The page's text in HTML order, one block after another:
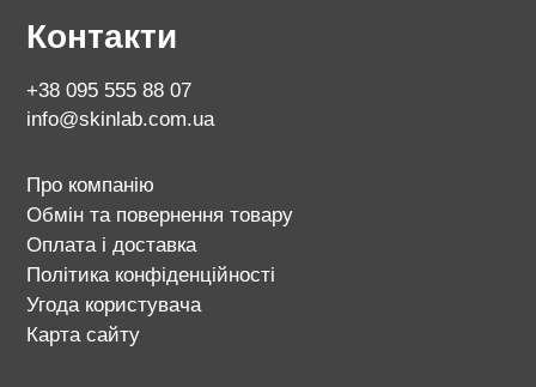
Контакти
+38 095 555 88 07
info@skinlab.com.ua
Про компанію
Обмін та повернення товару
Оплата і доставка
Політика конфіденційності
Угода користувача
Карта сайту